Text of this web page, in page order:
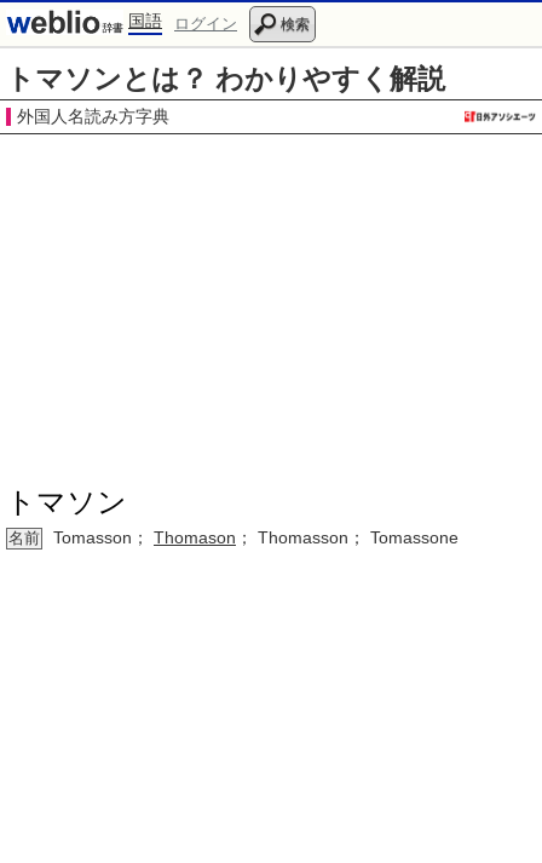
国語 ログイン 検索
トマソンとは？ わかりやすく解説
外国人名読み方字典
トマソン
名前 Tomasson； Thomason ； Thomasson； Tomassone